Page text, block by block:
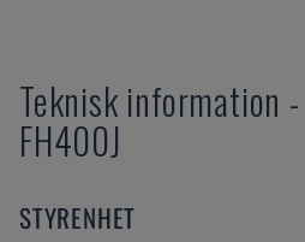
Teknisk information -
FH400J
STYRENHET